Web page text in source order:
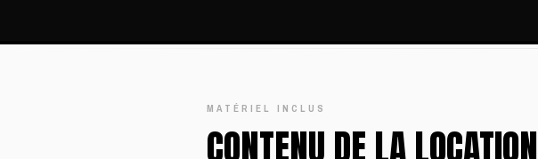
MATÉRIEL INCLUS
CONTENU DE LA LOCATION